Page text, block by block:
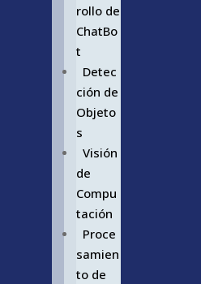
rollo de
ChatBo
t
Detec
ción de
Objeto
s
Visión
de
Compu
tación
Proce
samien
to de